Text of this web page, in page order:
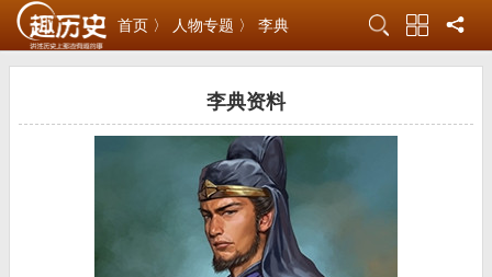
首页 〉 人物专题 〉 李典
李典资料